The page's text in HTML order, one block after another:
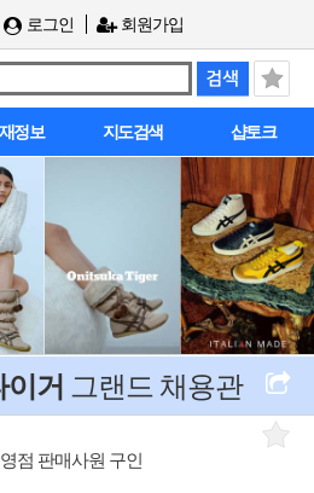
로그인 회원가입
정보 지도검색 샵토크
거 그랜드 채용관
점 판매사원 구인